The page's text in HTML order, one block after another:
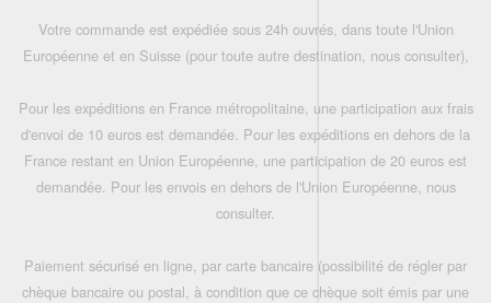
Votre commande est expédiée sous 24h ouvrés, dans toute l'Union
Européenne et en Suisse (pour toute autre destination, nous consulter),
Pour les expéditions en France métropolitaine, une participation aux frais
d'envoi de 10 euros est demandée. Pour les expéditions en dehors de la
France restant en Union Européenne, une participation de 20 euros est
demandée. Pour les envois en dehors de l'Union Européenne, nous
consulter.
Paiement sécurisé en ligne, par carte bancaire (possibilité de régler par
chèque bancaire ou postal, à condition que ce chèque soit émis par une